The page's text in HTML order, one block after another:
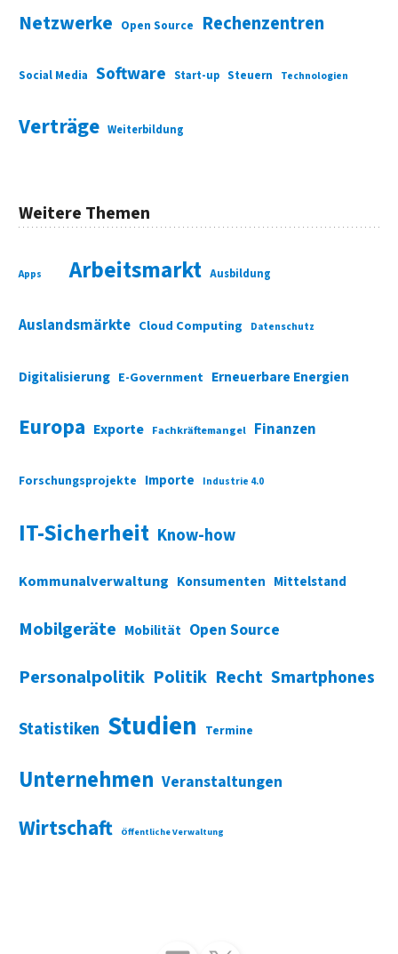
Netzwerke Open Source Rechenzentren
Social Media Software Start-up Steuern Technologien
Verträge Weiterbildung
Weitere Themen
Apps Arbeitsmarkt Ausbildung
Auslandsmärkte Cloud Computing Datenschutz
Digitalisierung E-Government Erneuerbare Energien
Europa Exporte Fachkräftemangel Finanzen
Forschungsprojekte Importe Industrie 4.0
IT-Sicherheit Know-how
Kommunalverwaltung Konsumenten Mittelstand
Mobilgeräte Mobilität Open Source
Personalpolitik Politik Recht Smartphones
Statistiken Studien Termine
Unternehmen Veranstaltungen
Wirtschaft Öffentliche Verwaltung